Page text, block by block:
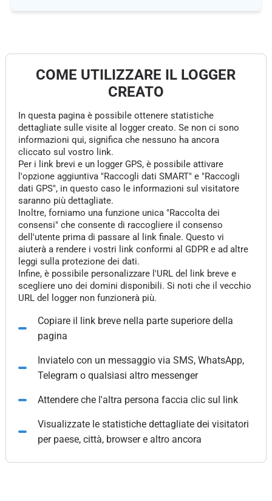
COME UTILIZZARE IL LOGGER
CREATO
In questa pagina è possibile ottenere statistiche
dettagliate sulle visite al logger creato. Se non ci sono
informazioni qui, significa che nessuno ha ancora
cliccato sul vostro link.
Per i link brevi e un logger GPS, è possibile attivare
l'opzione aggiuntiva "Raccogli dati SMART" e "Raccogli
dati GPS", in questo caso le informazioni sul visitatore
saranno più dettagliate.
Inoltre, forniamo una funzione unica "Raccolta dei
consensi" che consente di raccogliere il consenso
dell'utente prima di passare al link finale. Questo vi
aiuterà a rendere i vostri link conformi al GDPR e ad altre
leggi sulla protezione dei dati.
Infine, è possibile personalizzare l'URL del link breve e
scegliere uno dei domini disponibili. Si noti che il vecchio
URL del logger non funzionerà più.
Copiare il link breve nella parte superiore della
pagina
Inviatelo con un messaggio via SMS, WhatsApp,
Telegram o qualsiasi altro messenger
Attendere che l'altra persona faccia clic sul link
Visualizzate le statistiche dettagliate dei visitatori
per paese, città, browser e altro ancora